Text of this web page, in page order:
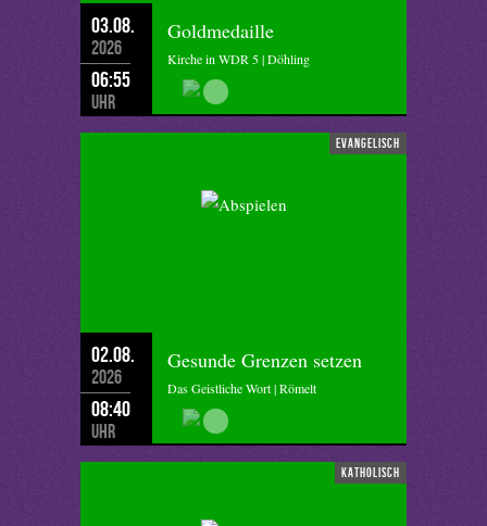
03.08.
2026
06:55
Uhr
Goldmedaille
Kirche in WDR 5 | Döhling
evangelisch
02.08.
2026
08:40
Uhr
Gesunde Grenzen setzen
Das Geistliche Wort | Römelt
katholisch